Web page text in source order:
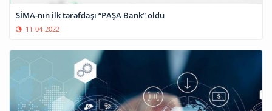
SİMA-nın ilk tərəfdaşı “PAŞA Bank” oldu
11-04-2022